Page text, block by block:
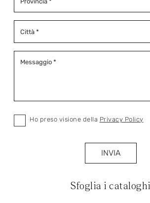
Sfoglia i cataloghi
Ho preso visione della Privacy Policy
INVIA